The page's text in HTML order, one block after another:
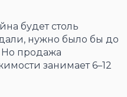
будет столь
нужно было бы до
продажа
занимает 6–12